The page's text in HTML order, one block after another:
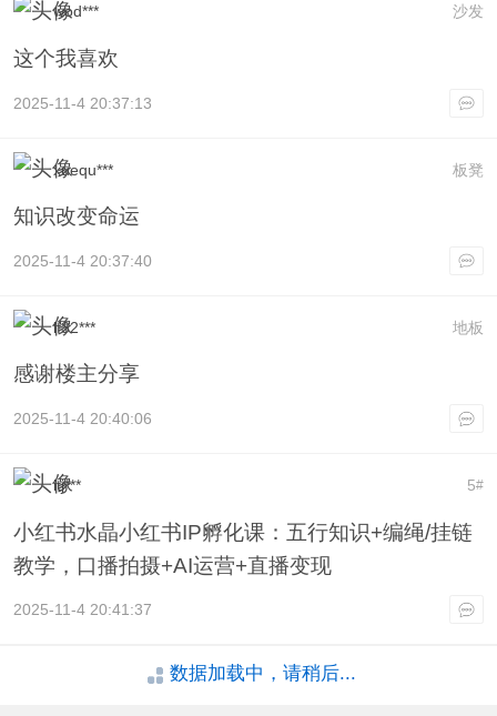
沙发
wod***
这个我喜欢
2025-11-4 20:37:13
板凳
xuequ***
知识改变命运
2025-11-4 20:37:40
地板
lf32***
感谢楼主分享
2025-11-4 20:40:06
5#
itj***
小红书水晶小红书IP孵化课：五行知识+编绳/挂链
教学，口播拍摄+AI运营+直播变现
2025-11-4 20:41:37
数据加载中，请稍后...